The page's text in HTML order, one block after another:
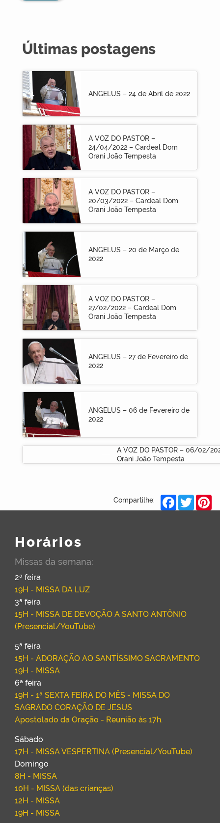
Últimas postagens
ANGELUS – 24 de Abril de 2022
A VOZ DO PASTOR –
24/04/2022 – Cardeal Dom
Orani João Tempesta
A VOZ DO PASTOR –
20/03/2022 – Cardeal Dom
Orani João Tempesta
ANGELUS – 20 de Março de
2022
A VOZ DO PASTOR –
27/02/2022 – Cardeal Dom
Orani João Tempesta
ANGELUS – 27 de Fevereiro de
2022
ANGELUS – 06 de Fevereiro de
2022
A VOZ DO PASTOR – 06/02/
Orani João Tempesta
Compartilhe: Facebook
Twitter
Horários
Missas da semana:
2ª feira
19H - MISSA DA LUZ
3ª feira
15H - MISSA DE DEVOÇÃO A SANTO ANTÔNIO
(Presencial/YouTube)
5ª feira
15H - ADORAÇÃO AO SANTÍSSIMO SACRAMENTO
19H - MISSA
6ª feira
19H - 1ª SEXTA FEIRA DO MÊS - MISSA DO
SAGRADO CORAÇÃO DE JESUS
Apostolado da Oração - Reunião às 17h.
Sábado
17H - MISSA VESPERTINA (Presencial/YouTube)
Domingo
8H - MISSA
10H - MISSA (das crianças)
12H - MISSA
19H - MISSA